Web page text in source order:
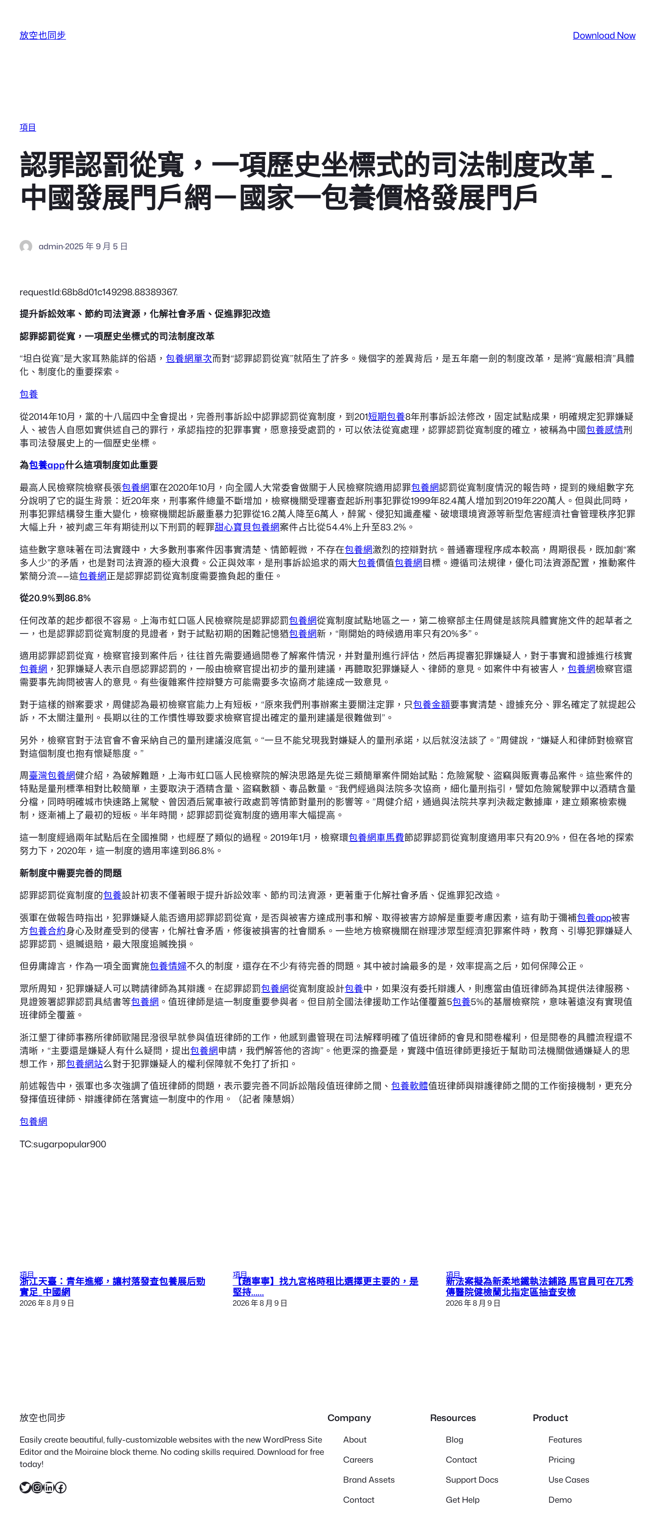
放空也同步 Download Now
項目
認罪認罰從寬，一項歷史坐標式的司法制度改革 _
中國發展門戶網－國家一包養價格發展門戶
admin·2025 年 9 月 5 日
requestId:68b8d01c149298.88389367.
提升訴訟效率、節約司法資源，化解社會矛盾、促進罪犯改造
認罪認罰從寬，一項歷史坐標式的司法制度改革
“坦白從寬”是大家耳熟能詳的俗語， 包養網單次而對“認罪認罰從寬”就陌生了許多。幾個字的差異背后，是五年磨一劍的制度改革，是將“寬嚴相濟”具體
化、制度化的重要探索。
包養
從2014年10月，黨的十八屆四中全會提出，完善刑事訴訟中認罪認罰從寬制度，到201短期包養8年刑事訴訟法修改，固定試點成果，明確規定犯罪嫌疑
人、被告人自愿如實供述自己的罪行，承認指控的犯罪事實，愿意接受處罰的，可以依法從寬處理，認罪認罰從寬制度的確立，被稱為中國包養感情刑
事司法發展史上的一個歷史坐標。
為包養app什么這項制度如此重要
最高人民檢察院檢察長張包養網軍在2020年10月，向全國人大常委會做關于人民檢察院適用認罪包養網認罰從寬制度情況的報告時，提到的幾組數字充
分說明了它的誕生背景：近20年來，刑事案件總量不斷增加，檢察機關受理審查起訴刑事犯罪從1999年82.4萬人增加到2019年220萬人。但與此同時，
刑事犯罪結構發生重大變化，檢察機關起訴嚴重暴力犯罪從16.2萬人降至6萬人，醉駕、侵犯知識產權、破壞環境資源等新型危害經濟社會管理秩序犯罪
大幅上升，被判處三年有期徒刑以下刑罰的輕罪甜心寶貝包養網案件占比從54.4%上升至83.2%。
這些數字意味著在司法實踐中，大多數刑事案件因事實清楚、情節輕微，不存在包養網激烈的控辯對抗。普通審理程序成本較高，周期很長，既加劇“案
多人少”的矛盾，也是對司法資源的極大浪費。公正與效率，是刑事訴訟追求的兩大包養價值包養網目標。遵循司法規律，優化司法資源配置，推動案件
繁簡分流——這包養網正是認罪認罰從寬制度需要擔負起的重任。
從20.9%到86.8%
任何改革的起步都很不容易。上海市虹口區人民檢察院是認罪認罰包養網從寬制度試點地區之一，第二檢察部主任周健是該院具體實施文件的起草者之
一，也是認罪認罰從寬制度的見證者，對于試點初期的困難記憶猶包養網新，“剛開始的時候適用率只有20%多”。
適用認罪認罰從寬，檢察官接到案件后，往往首先需要通過閱卷了解案件情況，并對量刑進行評估，然后再提審犯罪嫌疑人，對于事實和證據進行核實
包養網 ，犯罪嫌疑人表示自愿認罪認罰的，一般由檢察官提出初步的量刑建議，再聽取犯罪嫌疑人、律師的意見。如案件中有被害人， 包養網檢察官還
需要事先詢問被害人的意見。有些復雜案件控辯雙方可能需要多次協商才能達成一致意見。
對于這樣的辦案要求，周健認為最初檢察官能力上有短板，“原來我們刑事辦案主要關注定罪，只包養金額要事實清楚、證據充分、罪名確定了就提起公
訴，不太關注量刑。長期以往的工作慣性導致要求檢察官提出確定的量刑建議是很難做到”。
另外，檢察官對于法官會不會采納自己的量刑建議沒底氣。“一旦不能兌現我對嫌疑人的量刑承諾，以后就沒法談了。”周健說，“嫌疑人和律師對檢察官
對這個制度也抱有懷疑態度。”
周臺灣包養網健介紹，為破解難題，上海市虹口區人民檢察院的解決思路是先從三類簡單案件開始試點：危險駕駛、盜竊與販賣毒品案件。這些案件的
特點是量刑標準相對比較簡單，主要取決于酒精含量、盜竊數額、毒品數量。“我們經過與法院多次協商，細化量刑指引，譬如危險駕駛罪中以酒精含量
分檔，同時明確城市快速路上駕駛、曾因酒后駕車被行政處罰等情節對量刑的影響等。”周健介紹，通過與法院共享判決裁定數據庫，建立類案檢索機
制，逐漸補上了最初的短板。半年時間，認罪認罰從寬制度的適用率大幅提高。
這一制度經過兩年試點后在全國推開，也經歷了類似的過程。2019年1月，檢察環包養網車馬費節認罪認罰從寬制度適用率只有20.9%，但在各地的探索
努力下，2020年，這一制度的適用率達到86.8%。
新制度中需要完善的問題
認罪認罰從寬制度的包養設計初衷不僅著眼于提升訴訟效率、節約司法資源，更著重于化解社會矛盾、促進罪犯改造。
張軍在做報告時指出，犯罪嫌疑人能否適用認罪認罰從寬，是否與被害方達成刑事和解、取得被害方諒解是重要考慮因素，這有助于彌補包養app被害
方包養合約身心及財產受到的侵害，化解社會矛盾，修復被損害的社會關系。一些地方檢察機關在辦理涉眾型經濟犯罪案件時，教育、引導犯罪嫌疑人
認罪認罰、退贓退賠，最大限度追贓挽損。
但毋庸諱言，作為一項全面實施包養情婦不久的制度，還存在不少有待完善的問題。其中被討論最多的是，效率提高之后，如何保障公正。
眾所周知，犯罪嫌疑人可以聘請律師為其辯護。在認罪認罰包養網從寬制度設計包養中，如果沒有委托辯護人，則應當由值班律師為其提供法律服務、
見證簽署認罪認罰具結書等包養網 。值班律師是這一制度重要參與者。但目前全國法律援助工作站僅覆蓋5包養5%的基層檢察院，意味著遠沒有實現值
班律師全覆蓋。
浙江墾丁律師事務所律師歐陽昆潑很早就參與值班律師的工作，他感到盡管現在司法解釋明確了值班律師的會見和閱卷權利，但是閱卷的具體流程還不
清晰，“主要還是嫌疑人有什么疑問，提出包養網申請，我們解答他的咨詢”。他更深的擔憂是，實踐中值班律師更接近于幫助司法機關做通嫌疑人的思
想工作，那包養網站么對于犯罪嫌疑人的權利保障就不免打了折扣。
前述報告中，張軍也多次強調了值班律師的問題，表示要完善不同訴訟階段值班律師之間、 包養軟體值班律師與辯護律師之間的工作銜接機制，更充分
發揮值班律師、辯護律師在落實這一制度中的作用。（記者 陳慧娟）
包養網
TC:sugarpopular900
項目
浙江天臺：青年進鄉，讓村落發查包養展后勁
實足_中國網
2026 年 8 月 9 日
項目
【趙寧寧】找九宮格時租比選擇更主要的，是
堅持……
2026 年 8 月 9 日
項目
新法案擬為新柔地鐵執法鋪路 馬官員可在兀秀
傳醫院健檢蘭北指定區抽查安檢
2026 年 8 月 9 日
放空也同步
Easily create beautiful, fully-customizable websites with the new WordPress Site
Editor and the Moiraine block theme. No coding skills required. Download for free
today!
X InstagramLinkedIn Facebook
Company
About
Careers
Brand Assets
Contact
Resources
Blog
Contact
Support Docs
Get Help
Product
Features
Pricing
Use Cases
Demo